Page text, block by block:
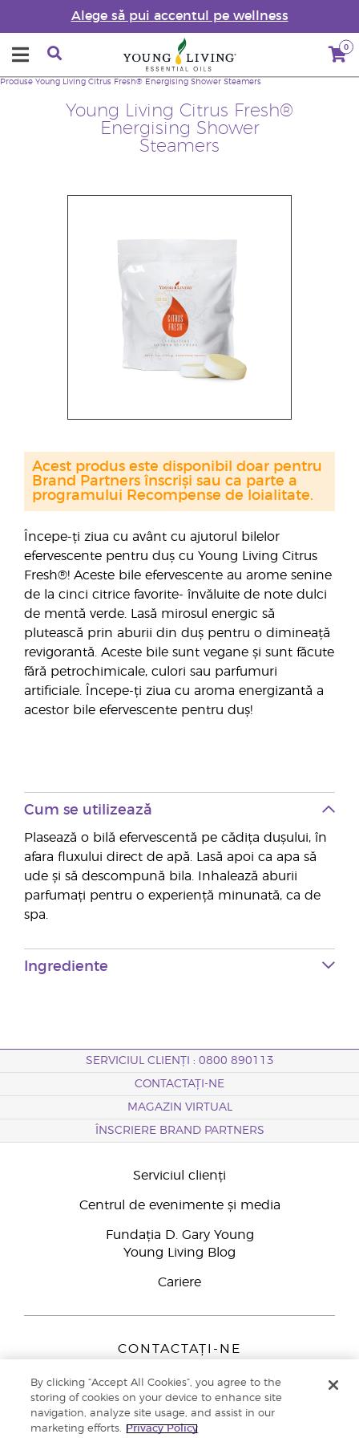
Alege să pui accentul pe wellness
0
Young Living Citrus Fresh®
Energising Shower
Steamers
Produse Young Living Citrus Fresh® Energising Shower Steamers
Începe-ți ziua cu avânt cu ajutorul bilelor
efervescente pentru duș cu Young Living Citrus
Fresh®! Aceste bile efervescente au arome senine
de la cinci citrice favorite- învăluite de note dulci
de mentă verde. Lasă mirosul energic să
plutească prin aburii din duș pentru o dimineață
revigorantă. Aceste bile sunt vegane și sunt făcute
fără petrochimicale, culori sau parfumuri
artificiale. Începe-ți ziua cu aroma energizantă a
acestor bile efervescente pentru duș!
Acest produs este disponibil doar pentru
Brand Partners înscriși sau ca parte a
programului Recompense de loialitate.
Cum se utilizează
Plasează o bilă efervescentă pe cădița dușului, în
afara fluxului direct de apă. Lasă apoi ca apa să
ude și să descompună bila. Inhalează aburii
parfumați pentru o experiență minunată, ca de
spa.
Ingrediente
SERVICIUL CLIENȚI : 0800 890113
CONTACTAȚI-NE
MAGAZIN VIRTUAL
ÎNSCRIERE BRAND PARTNERS
Serviciul clienți
Centrul de evenimente și media
Fundația D. Gary Young
Young Living Blog
Cariere
CONTACTAȚI-NE
Peizerweg 97
9727 AJ Groningen
Netherlands
By clicking “Accept All Cookies”, you agree to the
storing of cookies on your device to enhance site
navigation, analyze site usage, and assist in our
marketing efforts.
Privacy Policy